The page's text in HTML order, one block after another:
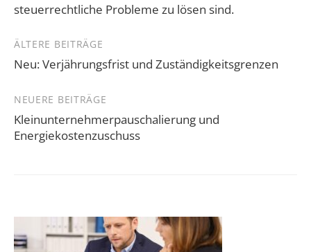
steuerrechtliche Probleme zu lösen sind.
Beitragsnavigation
ÄLTERE BEITRÄGE
Neu: Verjährungsfrist und Zuständigkeitsgrenzen
NEUERE BEITRÄGE
Kleinunternehmerpauschalierung und
Energiekostenzuschuss